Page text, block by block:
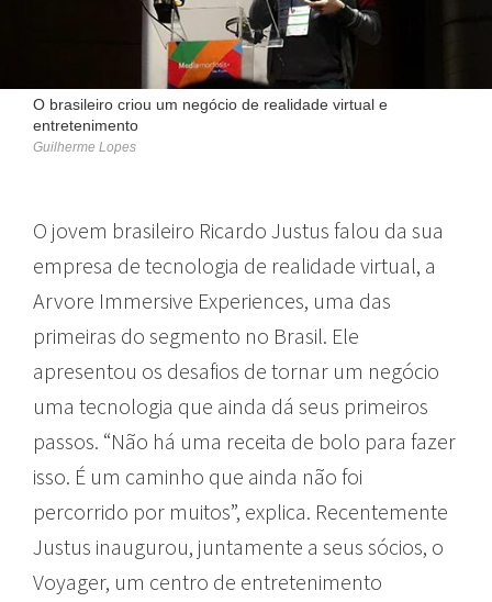
O brasileiro criou um negócio de realidade virtual e
entretenimento
Guilherme Lopes
O jovem brasileiro Ricardo Justus falou da sua
empresa de tecnologia de realidade virtual, a
Arvore Immersive Experiences, uma das
primeiras do segmento no Brasil. Ele
apresentou os desafios de tornar um negócio
uma tecnologia que ainda dá seus primeiros
passos. “Não há uma receita de bolo para fazer
isso. É um caminho que ainda não foi
percorrido por muitos”, explica. Recentemente
Justus inaugurou, juntamente a seus sócios, o
Voyager, um centro de entretenimento